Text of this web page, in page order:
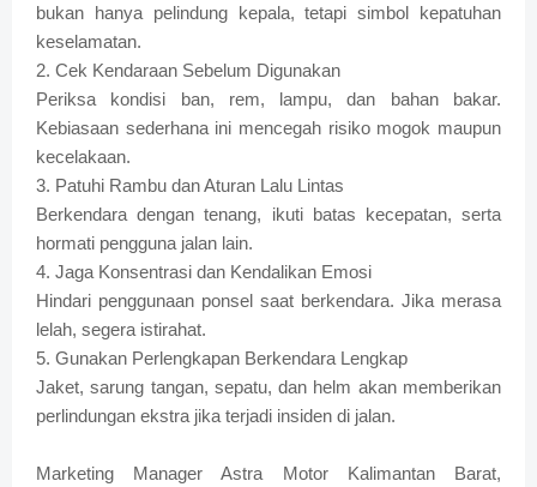
bukan hanya pelindung kepala, tetapi simbol kepatuhan
keselamatan.
2. Cek Kendaraan Sebelum Digunakan
Periksa kondisi ban, rem, lampu, dan bahan bakar.
Kebiasaan sederhana ini mencegah risiko mogok maupun
kecelakaan.
3. Patuhi Rambu dan Aturan Lalu Lintas
Berkendara dengan tenang, ikuti batas kecepatan, serta
hormati pengguna jalan lain.
4. Jaga Konsentrasi dan Kendalikan Emosi
Hindari penggunaan ponsel saat berkendara. Jika merasa
lelah, segera istirahat.
5. Gunakan Perlengkapan Berkendara Lengkap
Jaket, sarung tangan, sepatu, dan helm akan memberikan
perlindungan ekstra jika terjadi insiden di jalan.
Marketing Manager Astra Motor Kalimantan Barat,